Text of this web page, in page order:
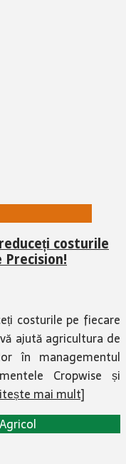
costurile
costurile pe fiecare
ajută agricultura de
în managementul
Cropwise și
mai mult]